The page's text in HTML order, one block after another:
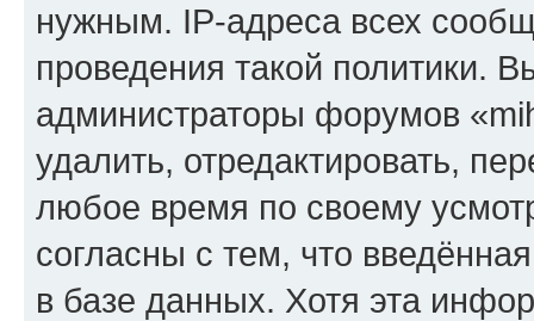
нужным. IP-адреса всех
проведения такой политики.
администраторы форумов
удалить, отредактировать,
любое время по своему
согласны с тем, что
в базе данных. Хотя эта